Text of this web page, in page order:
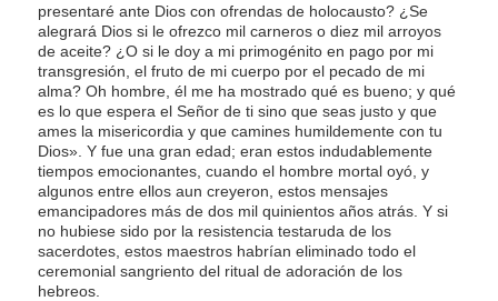
presentaré ante Dios con ofrendas de holocausto? ¿Se
alegrará Dios si le ofrezco mil carneros o diez mil arroyos
de aceite? ¿O si le doy a mi primogénito en pago por mi
transgresión, el fruto de mi cuerpo por el pecado de mi
alma? Oh hombre, él me ha mostrado qué es bueno; y qué
es lo que espera el Señor de ti sino que seas justo y que
ames la misericordia y que camines humildemente con tu
Dios». Y fue una gran edad; eran estos indudablemente
tiempos emocionantes, cuando el hombre mortal oyó, y
algunos entre ellos aun creyeron, estos mensajes
emancipadores más de dos mil quinientos años atrás. Y si
no hubiese sido por la resistencia testaruda de los
sacerdotes, estos maestros habrían eliminado todo el
ceremonial sangriento del ritual de adoración de los
hebreos.